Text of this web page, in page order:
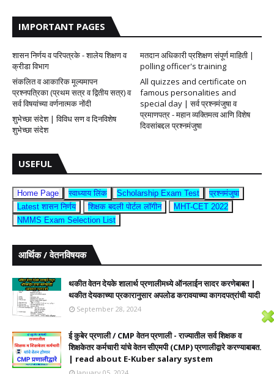
IMPORTANT PAGES
शासन निर्णय व परिपत्रके - शालेय शिक्षण व
क्रीडा विभाग
मतदान अधिकारी प्रशिक्षण संपूर्ण माहिती |
polling officer's training
संकलित व आकारिक मूल्यमापन
प्रश्नपत्रिका (प्रथम सत्र व द्वितीय सत्र) व
सर्व विषयांच्या वर्णनात्मक नोंदी
All quizzes and certificate on
famous personalities and
special day | सर्व प्रश्नमंजुषा व
प्रमाणपत्र - महान व्यक्तिमत्व आणि विशेष
दिवसांबद्दल प्रश्नमंजुषा
शुभेच्छा संदेश | विविध सण व दिनविशेष
शुभेच्छा संदेश
USEFUL
Home Page स्वाध्याय लिंक Scholarship Exam Test
प्रश्नमंजुषा
Latest शासन निर्णय
शिक्षक बदली पोर्टल लॉगीन
MHT-CET 2022
NMMS Exam Selection List
आर्थिक / वेतनविषयक
थकीत वेतन देयके शालार्थ प्रणालीमध्ये ऑनलाईन सादर करणेबाबत |
थकीत देयकाच्या प्रकारानुसार अपलोड करावयाच्या कागदपत्रांची यादी
September 28, 2024
ई कुबेर प्रणाली / CMP वेतन प्रणाली - राज्यातील सर्व शिक्षक व
शिक्षकेतर कर्मचारी यांचे वेतन सीएमपी (CMP) प्रणालीद्वारे करण्याबाबत.
| read about E-Kuber salary system